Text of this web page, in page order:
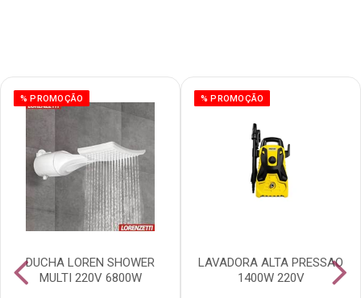
% PROMOÇÃO
DUCHA LOREN SHOWER
MULTI 220V 6800W
% PROMOÇÃO
LAVADORA ALTA PRESSAO
1400W 220V